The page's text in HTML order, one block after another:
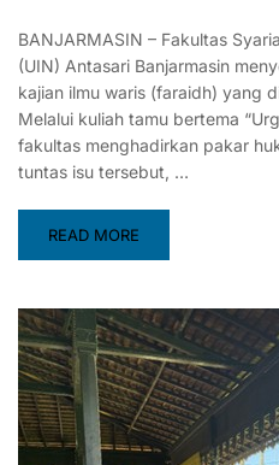
BANJARMASIN – Fakultas
(UIN) Antasari Banjarmasin
kajian ilmu waris (faraidh) yang
Melalui kuliah tamu bertema
fakultas menghadirkan pakar
tuntas isu tersebut, …
READ MORE